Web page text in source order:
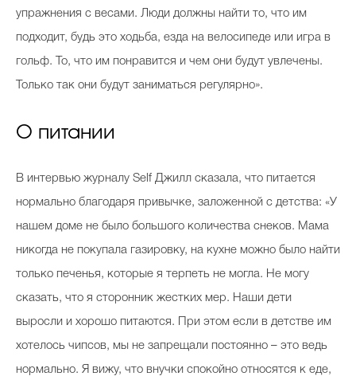
упражнения с весами. Люди должны найти то, что им
подходит, будь это ходьба, езда на велосипеде или игра в
гольф. То, что им понравится и чем они будут увлечены.
Только так они будут заниматься регулярно».
О питании
В интервью журналу Self Джилл сказала, что питается
нормально благодаря привычке, заложенной с детства: «У
нашем доме не было большого количества снеков. Мама
никогда не покупала газировку, на кухне можно было найти
только печенья, которые я терпеть не могла. Не могу
сказать, что я сторонник жестких мер. Наши дети
выросли и хорошо питаются. При этом если в детстве им
хотелось чипсов, мы не запрещали постоянно – это ведь
нормально. Я вижу, что внучки спокойно относятся к еде,